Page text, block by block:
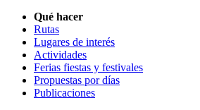
Qué hacer
Rutas
Lugares de interés
Actividades
Ferias fiestas y festivales
Propuestas por días
Publicaciones